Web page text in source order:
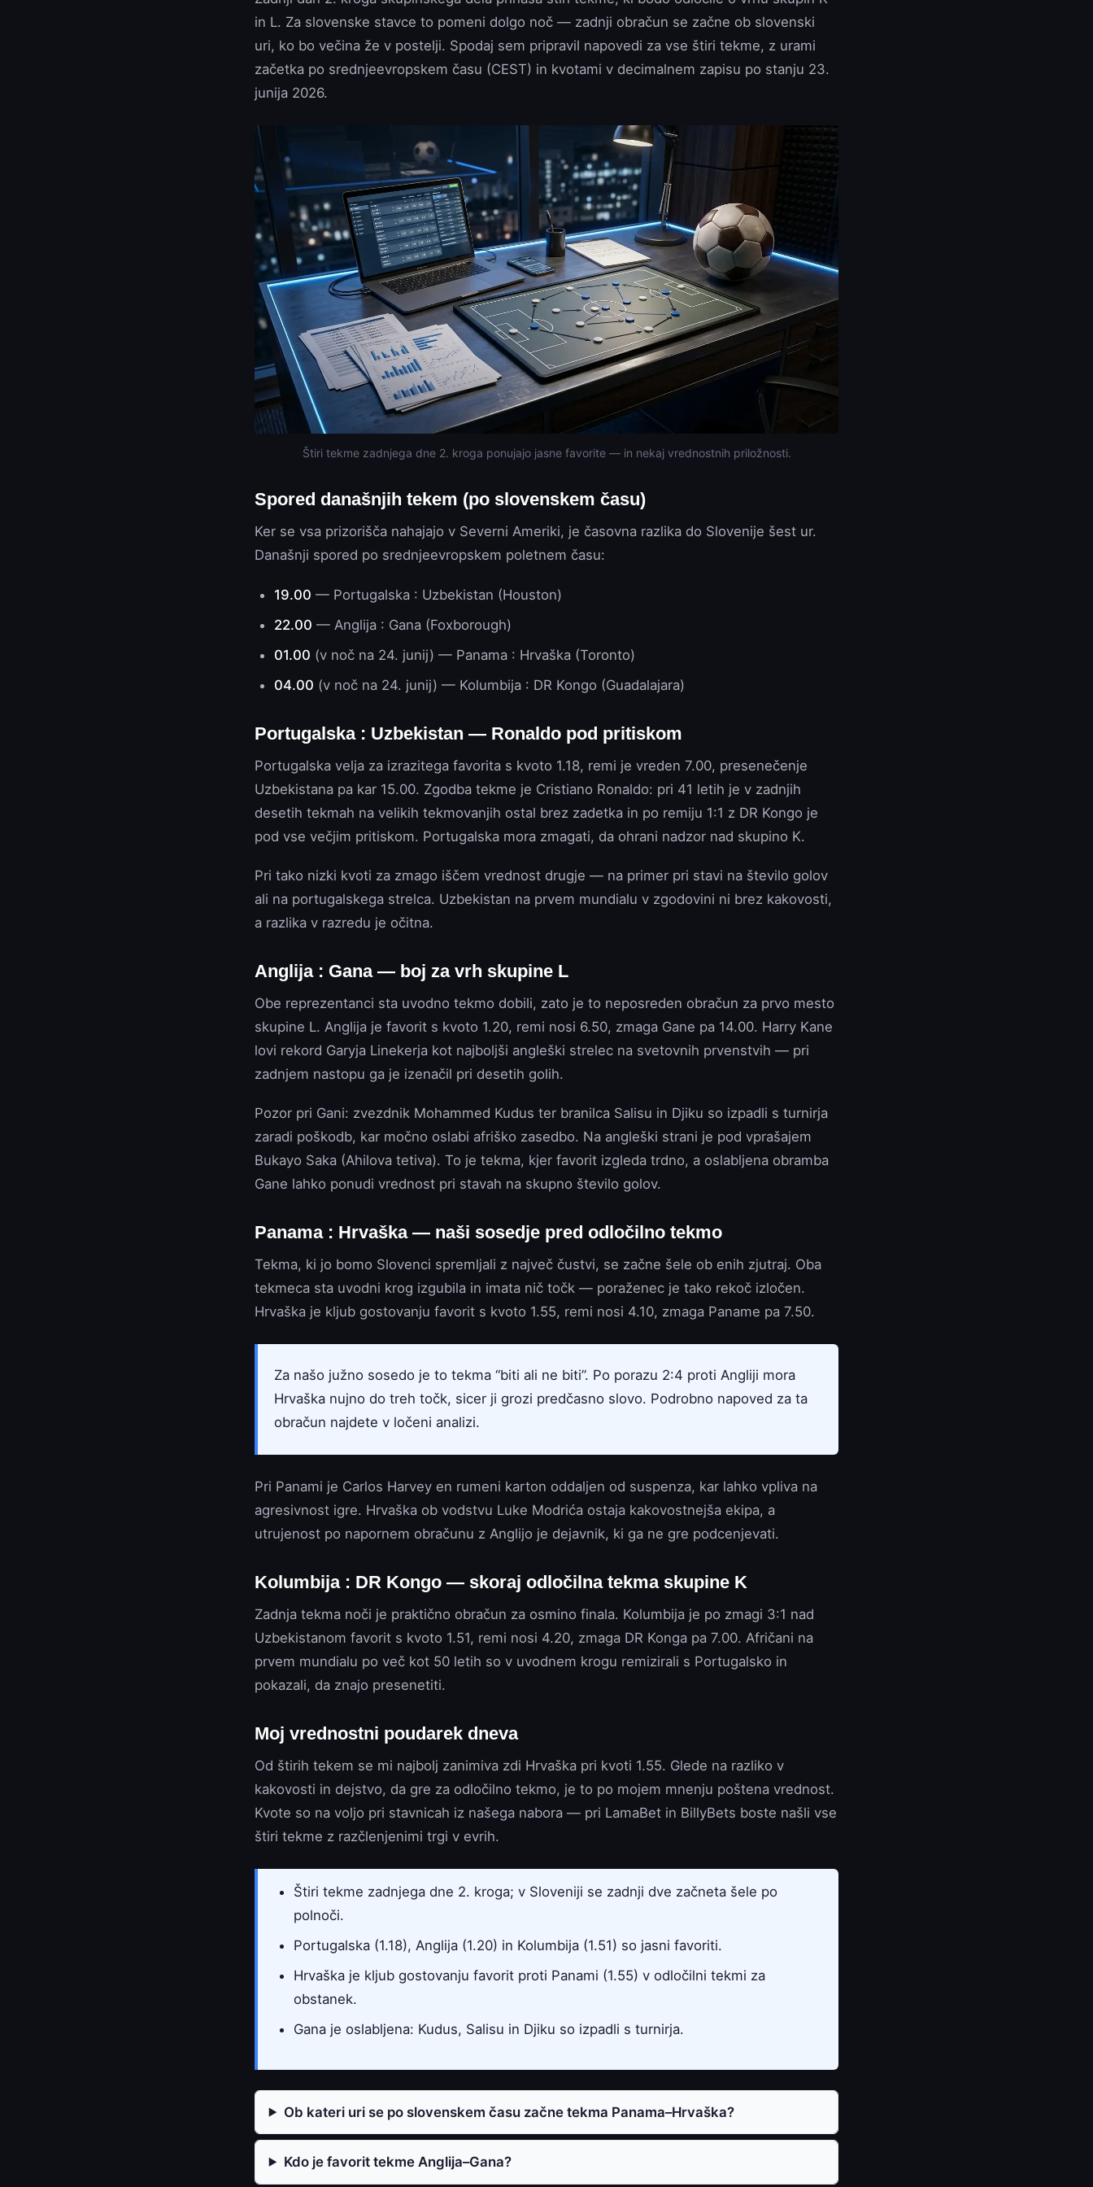
in L. Za slovenske stavce to pomeni dolgo noč — zadnji obračun se začne ob slovenski
uri, ko bo večina že v postelji. Spodaj sem pripravil napovedi za vse štiri tekme, z urami
začetka po srednjeevropskem času (CEST) in kvotami v decimalnem zapisu po stanju 23.
junija 2026.
Štiri tekme zadnjega dne 2. kroga ponujajo jasne favorite — in nekaj vrednostnih priložnosti.
Spored današnjih tekem (po slovenskem času)
Ker se vsa prizorišča nahajajo v Severni Ameriki, je časovna razlika do Slovenije šest ur.
Današnji spored po srednjeevropskem poletnem času:
19.00 — Portugalska : Uzbekistan (Houston)
22.00 — Anglija : Gana (Foxborough)
01.00 (v noč na 24. junij) — Panama : Hrvaška (Toronto)
04.00 (v noč na 24. junij) — Kolumbija : DR Kongo (Guadalajara)
Portugalska : Uzbekistan — Ronaldo pod pritiskom
Portugalska velja za izrazitega favorita s kvoto 1.18, remi je vreden 7.00, presenečenje
Uzbekistana pa kar 15.00. Zgodba tekme je Cristiano Ronaldo: pri 41 letih je v zadnjih
desetih tekmah na velikih tekmovanjih ostal brez zadetka in po remiju 1:1 z DR Kongo je
pod vse večjim pritiskom. Portugalska mora zmagati, da ohrani nadzor nad skupino K.
Pri tako nizki kvoti za zmago iščem vrednost drugje — na primer pri stavi na število golov
ali na portugalskega strelca. Uzbekistan na prvem mundialu v zgodovini ni brez kakovosti,
a razlika v razredu je očitna.
Anglija : Gana — boj za vrh skupine L
Obe reprezentanci sta uvodno tekmo dobili, zato je to neposreden obračun za prvo mesto
skupine L. Anglija je favorit s kvoto 1.20, remi nosi 6.50, zmaga Gane pa 14.00. Harry Kane
lovi rekord Garyja Linekerja kot najboljši angleški strelec na svetovnih prvenstvih — pri
zadnjem nastopu ga je izenačil pri desetih golih.
Pozor pri Gani: zvezdnik Mohammed Kudus ter branilca Salisu in Djiku so izpadli s turnirja
zaradi poškodb, kar močno oslabi afriško zasedbo. Na angleški strani je pod vprašajem
Bukayo Saka (Ahilova tetiva). To je tekma, kjer favorit izgleda trdno, a oslabljena obramba
Gane lahko ponudi vrednost pri stavah na skupno število golov.
Panama : Hrvaška — naši sosedje pred odločilno tekmo
Tekma, ki jo bomo Slovenci spremljali z največ čustvi, se začne šele ob enih zjutraj. Oba
tekmeca sta uvodni krog izgubila in imata nič točk — poraženec je tako rekoč izločen.
Hrvaška je kljub gostovanju favorit s kvoto 1.55, remi nosi 4.10, zmaga Paname pa 7.50.
Za našo južno sosedo je to tekma “biti ali ne biti”. Po porazu 2:4 proti Angliji mora
Hrvaška nujno do treh točk, sicer ji grozi predčasno slovo. Podrobno napoved za ta
obračun najdete v ločeni analizi.
Pri Panami je Carlos Harvey en rumeni karton oddaljen od suspenza, kar lahko vpliva na
agresivnost igre. Hrvaška ob vodstvu Luke Modrića ostaja kakovostnejša ekipa, a
utrujenost po napornem obračunu z Anglijo je dejavnik, ki ga ne gre podcenjevati.
Kolumbija : DR Kongo — skoraj odločilna tekma skupine K
Zadnja tekma noči je praktično obračun za osmino finala. Kolumbija je po zmagi 3:1 nad
Uzbekistanom favorit s kvoto 1.51, remi nosi 4.20, zmaga DR Konga pa 7.00. Afričani na
prvem mundialu po več kot 50 letih so v uvodnem krogu remizirali s Portugalsko in
pokazali, da znajo presenetiti.
Moj vrednostni poudarek dneva
Od štirih tekem se mi najbolj zanimiva zdi Hrvaška pri kvoti 1.55. Glede na razliko v
kakovosti in dejstvo, da gre za odločilno tekmo, je to po mojem mnenju poštena vrednost.
Kvote so na voljo pri stavnicah iz našega nabora — pri LamaBet in BillyBets boste našli vse
štiri tekme z razčlenjenimi trgi v evrih.
Štiri tekme zadnjega dne 2. kroga; v Sloveniji se zadnji dve začneta šele po
polnoči.
Portugalska (1.18), Anglija (1.20) in Kolumbija (1.51) so jasni favoriti.
Hrvaška je kljub gostovanju favorit proti Panami (1.55) v odločilni tekmi za
obstanek.
Gana je oslabljena: Kudus, Salisu in Djiku so izpadli s turnirja.
Ob kateri uri se po slovenskem času začne tekma Panama–Hrvaška?
Kdo je favorit tekme Anglija–Gana?